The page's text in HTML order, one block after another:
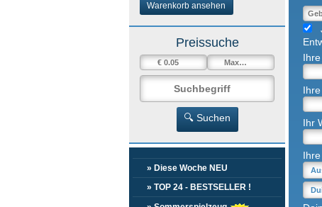
Warenkorb ansehen
Preissuche
🔍 Suchen
» Diese Woche NEU
» TOP 24 - BESTSELLER !
Ihr